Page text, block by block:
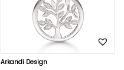
Arkandi Design